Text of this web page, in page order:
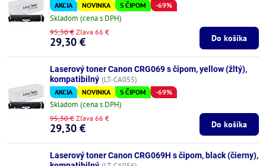
AKCIA NOVINKA S ČIPOM -69%
Skladom (cena s DPH)
29,30 €
95,30 € Zľava 66 €
Do košíka
Laserový toner Canon CRG069 s čipom, yellow (žltý),
kompatibilný (LT-CA055)
AKCIA NOVINKA S ČIPOM -69%
Skladom (cena s DPH)
29,30 €
95,30 € Zľava 66 €
Do košíka
Laserový toner Canon CRG069H s čipom, black (čierny),